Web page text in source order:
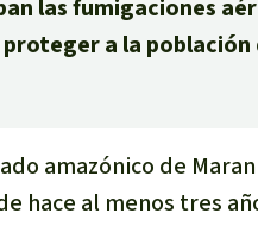
las fumigaciones
a la población
amazónico de
hace al menos tres